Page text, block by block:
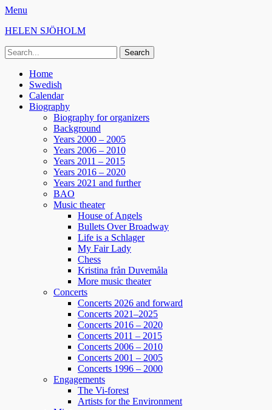
Menu
HELEN SJÖHOLM
Search
for:
Primary
Menu
Skip
content
Home
Swedish
Calendar
Biography
Biography for organizers
Background
Years 2000 – 2005
Years 2006 – 2010
Years 2011 – 2015
Years 2016 – 2020
Years 2021 and further
BAO
Music theater
House of Angels
Bullets Over Broadway
Life is a Schlager
My Fair Lady
Chess
Kristina från Duvemåla
More music theater
Concerts
Concerts 2026 and forward
Concerts 2021–2025
Concerts 2016 – 2020
Concerts 2011 – 2015
Concerts 2006 – 2010
Concerts 2001 – 2005
Concerts 1996 – 2000
Engagements
The Vi-forest
Artists for the Environment